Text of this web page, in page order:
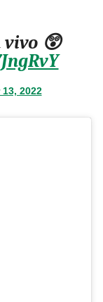
vivo 😲
2022